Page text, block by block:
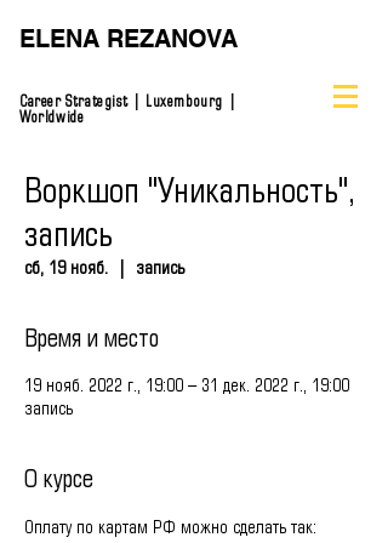
ELENA REZANOVA
Career Strategist | Luxembourg |
Worldwide
Воркшоп "Уникальность",
запись
сб, 19 нояб. запись
Время и место
19 нояб. 2022 г., 19:00 – 31 дек. 2022 г., 19:00
запись
О курсе
Оплату по картам РФ можно сделать так: